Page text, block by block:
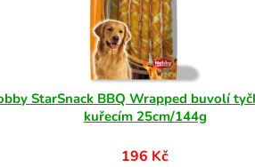
StarSnack BBQ Wrapped buvolí
kuřecím 25cm/144g
196 Kč